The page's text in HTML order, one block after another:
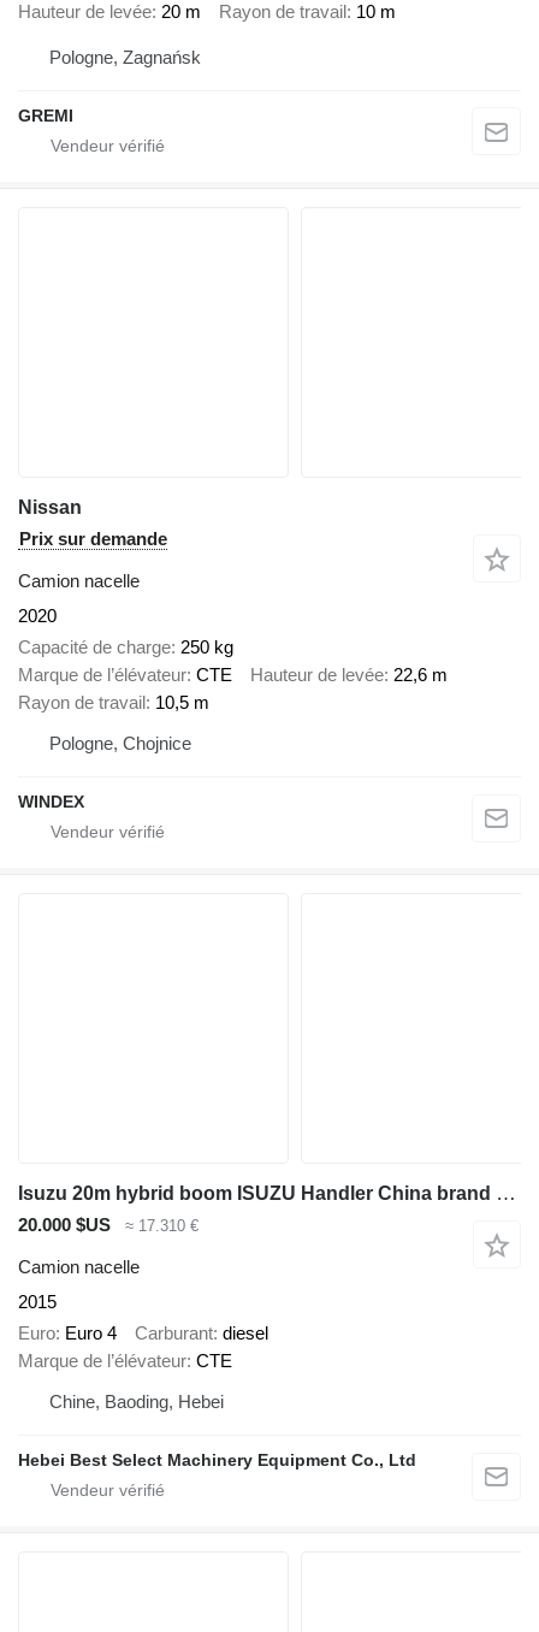
Hauteur de levée 20 m Rayon de travail 10 m
Pologne, Zagnańsk
GREMI
Nissan
Prix sur demande
Camion nacelle
2020
Capacité de charge 250 kg
Marque de l’élévateur CTE Hauteur de levée 22,6 m
Rayon de travail 10,5 m
Pologne, Chojnice
WINDEX
Isuzu 20m hybrid boom ISUZU Handler China brand upper aerial platform
20.000 $US ≈ 17.310 €
Camion nacelle
2015
Euro Euro 4 Carburant diesel
Marque de l’élévateur CTE
Chine, Baoding, Hebei
Hebei Best Select Machinery Equipment Co., Ltd